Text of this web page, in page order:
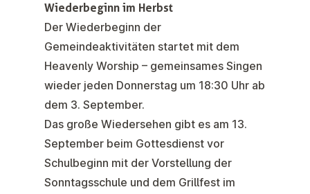
Wiederbeginn im Herbst
Der Wiederbeginn der
Gemeindeaktivitäten startet mit dem
Heavenly Worship – gemeinsames Singen
wieder jeden Donnerstag um 18:30 Uhr ab
dem 3. September.
Das große Wiedersehen gibt es am 13.
September beim Gottesdienst vor
Schulbeginn mit der Vorstellung der
Sonntagsschule und dem Grillfest im